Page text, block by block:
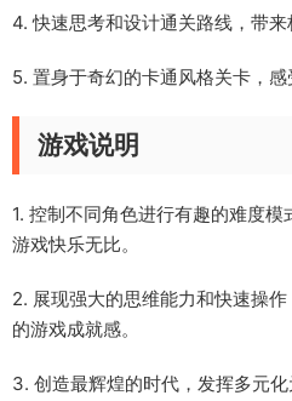
4. 快速思考和设计通关路线，带来
5. 置身于奇幻的卡通风格关卡，感
游戏说明
1. 控制不同角色进行有趣的难度
游戏快乐无比。
2. 展现强大的思维能力和快速操
的游戏成就感。
3. 创造最辉煌的时代，发挥多元